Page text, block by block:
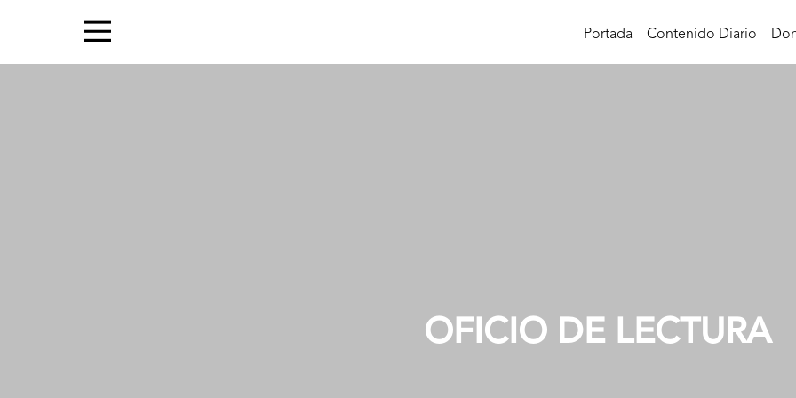
Portada Contenido Diario
OFICIO DE LECTURA